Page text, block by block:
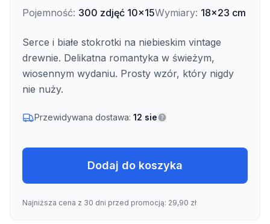
Pojemność: 300 zdjęć 10x15Wymiary: 18x23 cm
Serce i białe stokrotki na niebieskim vintage
drewnie. Delikatna romantyka w świeżym,
wiosennym wydaniu. Prosty wzór, który nigdy
nie nuży.
Przewidywana dostawa: 12 sie
Dodaj do koszyka
Najniższa cena z 30 dni przed promocją: 29,90 zł